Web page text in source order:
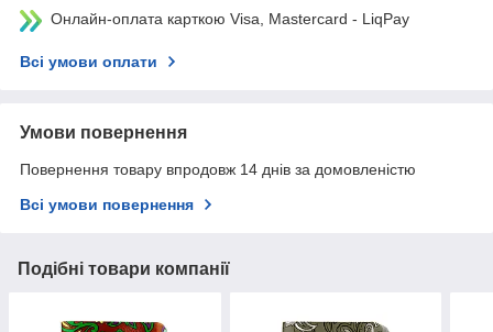
Онлайн-оплата карткою Visa, Mastercard - LiqPay
Всі умови оплати
Умови повернення
Повернення товару впродовж 14 днів за домовленістю
Всі умови повернення
Подібні товари компанії